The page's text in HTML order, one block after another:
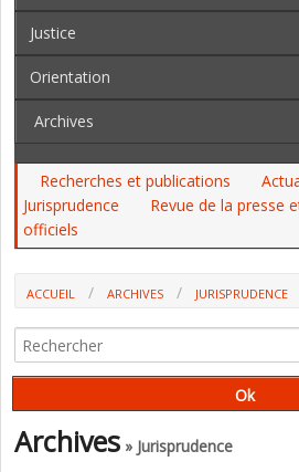
Justice
Orientation
Archives
Recherches et publications
Jurisprudence
Revue de la presse
officiels
ACCUEIL ARCHIVES
JURISPRUDENCE
CAUSE DE FOULARD CASSÉ (COUR DE
Archives » Jurisprudence